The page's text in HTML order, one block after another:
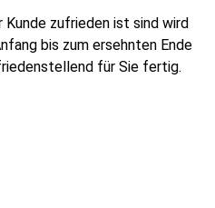
zufrieden ist sind wird
bis zum ersehnten Ende
für Sie fertig.